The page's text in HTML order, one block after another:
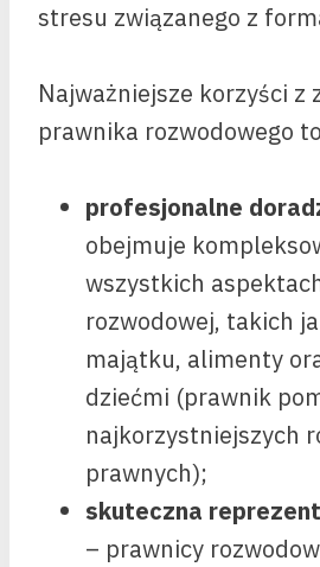
stresu związanego z
Najważniejsze korzyści z
prawnika rozwodowego
profesjonalne
obejmuje
wszystkich
rozwodowej, takich
majątku, alimenty
dziećmi (prawnik
najkorzystniejszych
prawnych);
skuteczna
– prawnicy